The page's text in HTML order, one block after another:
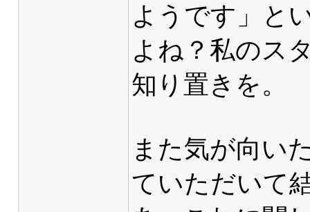
ようです」と
よね？私のス
知り置きを。
また気が向い
ていただいて